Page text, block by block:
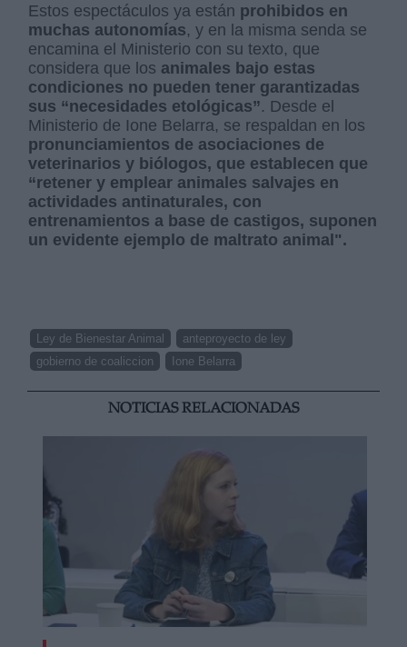
Estos espectáculos ya están prohibidos en
muchas autonomías, y en la misma senda se
encamina el Ministerio con su texto, que
considera que los animales bajo estas
condiciones no pueden tener garantizadas
sus “necesidades etológicas”. Desde el
Ministerio de Ione Belarra, se respaldan en los
pronunciamientos de asociaciones de
veterinarios y biólogos, que establecen que
“retener y emplear animales salvajes en
actividades antinaturales, con
entrenamientos a base de castigos, suponen
un evidente ejemplo de maltrato animal".
Ley de Bienestar Animal
anteproyecto de ley
gobierno de coaliccion
Ione Belarra
NOTICIAS RELACIONADAS